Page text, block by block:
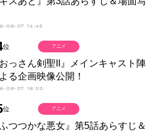
08-07 14:45
位
おっさん剣聖II』メインキャスト陣
る企画映像公開！
08-07 18:00
アニメ
位
ふつつかな悪女』第5話あらすじ＆
アニメ